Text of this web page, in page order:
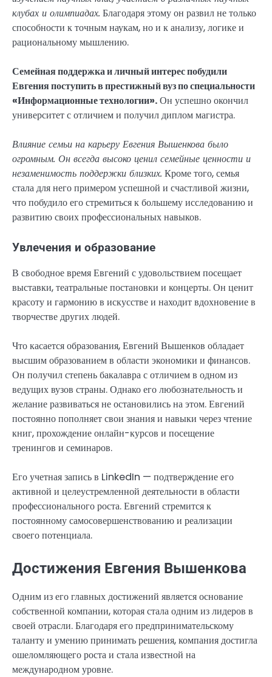
клубах и олимпиадах. Благодаря этому он развил не только
способности к точным наукам, но и к анализу, логике и
рациональному мышлению.
Семейная поддержка и личный интерес побудили
Евгения поступить в престижный вуз по специальности
«Информационные технологии».Он успешно окончил
университет с отличием и получил диплом магистра.
Влияние семьи на карьеру Евгения Вышенкова было
огромным. Он всегда высоко ценил семейные ценности и
незаменимость поддержки близких. Кроме того, семья
стала для него примером успешной и счастливой жизни,
что побудило его стремиться к большему исследованию и
развитию своих профессиональных навыков.
Увлечения и образование
В свободное время Евгений с удовольствием посещает
выставки, театральные постановки и концерты. Он ценит
красоту и гармонию в искусстве и находит вдохновение в
творчестве других людей.
Что касается образования, Евгений Вышенков обладает
высшим образованием в области экономики и финансов.
Он получил степень бакалавра с отличием в одном из
ведущих вузов страны. Однако его любознательность и
желание развиваться не остановились на этом. Евгений
постоянно пополняет свои знания и навыки через чтение
книг, прохождение онлайн-курсов и посещение
тренингов и семинаров.
Его учетная запись в LinkedIn — подтверждение его
активной и целеустремленной деятельности в области
профессионального роста. Евгений стремится к
постоянному самосовершенствованию и реализации
своего потенциала.
Достижения Евгения Вышенкова
Одним из его главных достижений является основание
собственной компании, которая стала одним из лидеров в
своей отрасли. Благодаря его предпринимательскому
таланту и умению принимать решения, компания достигла
ошеломляющего роста и стала известной на
международном уровне.